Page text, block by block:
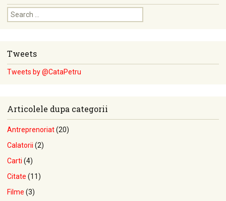
Search for:
Tweets
Tweets by @CataPetru
Articolele dupa categorii
Antreprenoriat(20)
Calatorii (2)
Carti (4)
Citate (11)
Filme (3)